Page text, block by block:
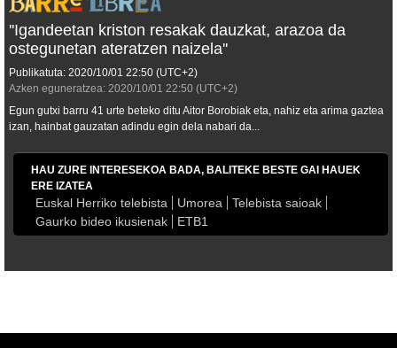
''Igandeetan kriston resakak dauzkat, arazoa da
ostegunetan ateratzen naizela''
Publikatuta: 2020/10/01 22:50 (UTC+2)
Azken eguneratzea: 2020/10/01 22:50 (UTC+2)
Egun gutxi barru 41 urte beteko ditu Aitor Borobiak eta, nahiz eta arima gaztea
izan, hainbat gauzatan adindu egin dela nabari da...
HAU ZURE INTERESEKOA BADA, BALITEKE BESTE GAI HAUEK
ERE IZATEA
Euskal Herriko telebista Umorea
Telebista saioak
Gaurko bideo ikusienak
ETB1